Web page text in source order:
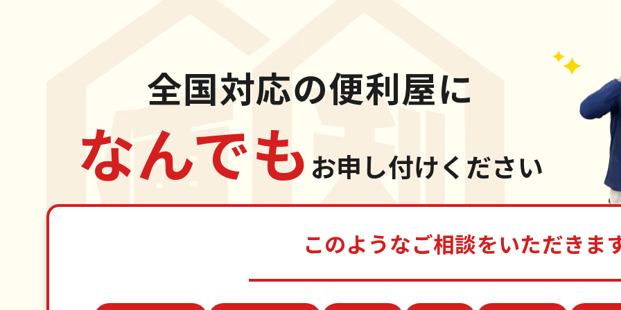
全国対応の便利屋に
なんでも お申し付けください
このようなご相談をいただきま